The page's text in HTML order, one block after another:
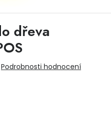
dřeva
Podrobnosti hodnocení